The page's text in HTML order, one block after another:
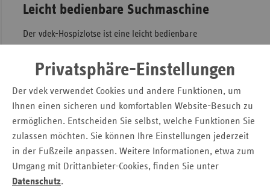
Privatsphäre-Einstellungen
Der vdek verwendet Cookies und andere Funktionen, um
Ihnen einen sicheren und komfortablen Website-Besuch zu
ermöglichen. Entscheiden Sie selbst, welche Funktionen Sie
zulassen möchten. Sie können Ihre Einstellungen jederzeit
in der Fußzeile anpassen. Weitere Informationen, etwa zum
Umgang mit Drittanbieter-Cookies, finden Sie unter
Datenschutz.
Leicht bedienbare Suchmaschine
Der vdek-Hospizlotse ist eine leicht bedienbare
zwischen ambulanten Hospizdiensten, stationären Hospizen
und SAPV-Leistungserbringern. Nach der Eingabe von
Postleitzahl und Wohnort werden dann Anschrift,
Entfernung und Kontaktdaten der nächstgelegenen
Einrichtungen bzw. Leistungserbringer angezeigt. Die
Website beinhaltet darüber hinaus einen Fragen- und
Antworten-Katalog zum Thema, ein Glossar erläutert alle
wichtigen Begriffe. Ersatzkassenversicherte, die weitere
Fragen zur Hospizversorgung haben, können sich darüber